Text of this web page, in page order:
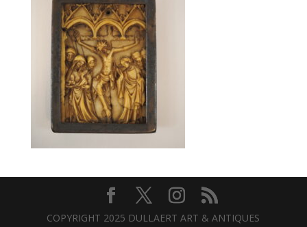
COPYRIGHT 2025 DULLAERT ART & ANTIQUES